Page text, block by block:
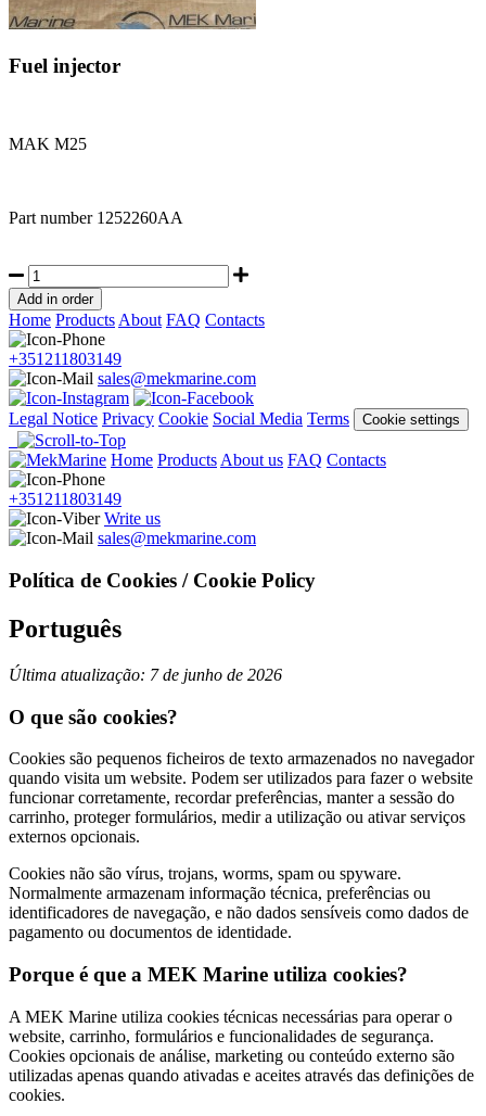
Fuel injector
MAK M25
Part number 1252260AA
Home ProductsAbout FAQ Contacts
+351211803149
sales@mekmarine.com
Legal Notice Privacy Cookie Social Media Terms Cookie settings
Home ProductsAbout us FAQ Contacts
+351211803149
Write us
sales@mekmarine.com
Política de Cookies / Cookie Policy
Português
Última atualização: 7 de junho de 2026
O que são cookies?
Cookies são pequenos ficheiros de texto armazenados no navegador
quando visita um website. Podem ser utilizados para fazer o website
funcionar corretamente, recordar preferências, manter a sessão do
carrinho, proteger formulários, medir a utilização ou ativar serviços
externos opcionais.
Cookies não são vírus, trojans, worms, spam ou spyware.
Normalmente armazenam informação técnica, preferências ou
identificadores de navegação, e não dados sensíveis como dados de
pagamento ou documentos de identidade.
Porque é que a MEK Marine utiliza cookies?
A MEK Marine utiliza cookies técnicas necessárias para operar o
website, carrinho, formulários e funcionalidades de segurança.
Cookies opcionais de análise, marketing ou conteúdo externo são
utilizadas apenas quando ativadas e aceites através das definições de
cookies.